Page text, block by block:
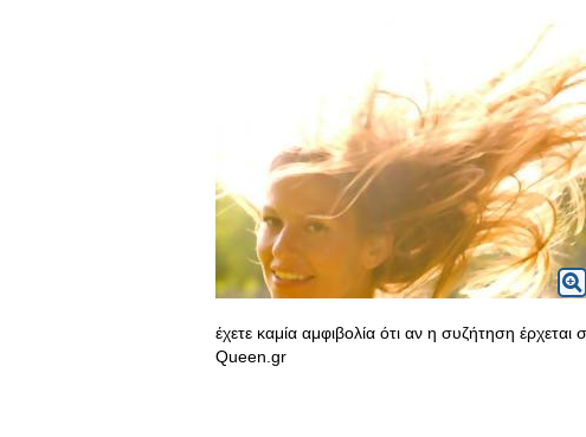
έχετε καμία αμφιβολία ότι αν η συζήτηση
Queen.gr